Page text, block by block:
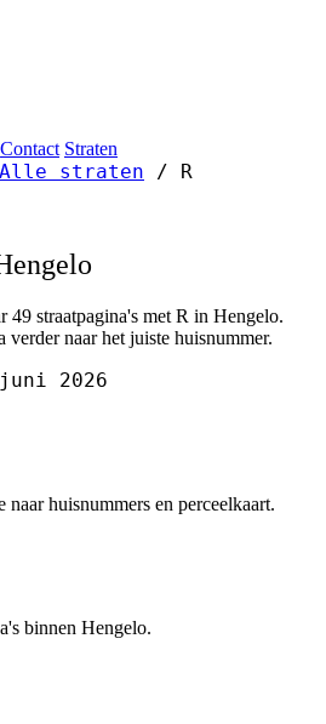
Contact Straten
Alle straten / R
49 straatpagina's met R in Hengelo.
verder naar het juiste huisnummer.
2026
naar huisnummers en perceelkaart.
binnen Hengelo.